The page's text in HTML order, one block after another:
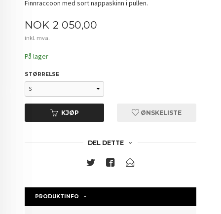
Finnraccoon med sort nappaskinn i pullen.
Pris
NOK 2 050,00
inkl. mva.
På lager
STØRRELSE
KJØP ØNSKELISTE
DEL DETTE
PRODUKTINFO